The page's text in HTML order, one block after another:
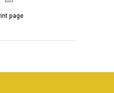
page